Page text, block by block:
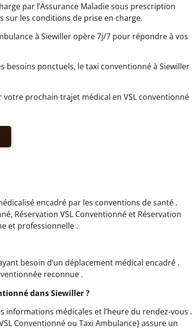
par l’Assurance Maladie sous prescription
sur les conditions de prise en charge.
à Siewiller opère 7j/7 pour répondre à vos
besoins ponctuels, le taxi conventionné à Siewiller
prochain trajet médical en VSL conventionné
encadré par les conventions de santé .
Réservation VSL Conventionné et Réservation
et professionnelle .
besoin d’un déplacement médical encadré .
reconnue .
dans Siewiller ?
médicales et l’heure du rendez-vous .
Conventionné ou Taxi Ambulance} assure un